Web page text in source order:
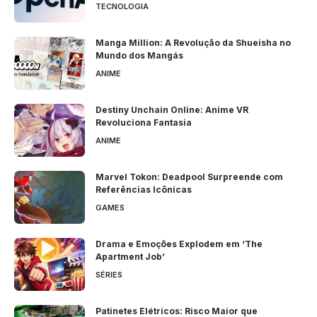
TECNOLOGIA
Manga Million: A Revolução da Shueisha no
Mundo dos Mangás
ANIME
Destiny Unchain Online: Anime VR
Revoluciona Fantasia
ANIME
Marvel Tokon: Deadpool Surpreende com
Referências Icônicas
GAMES
Drama e Emoções Explodem em ‘The
Apartment Job’
SÉRIES
Patinetes Elétricos: Risco Maior que